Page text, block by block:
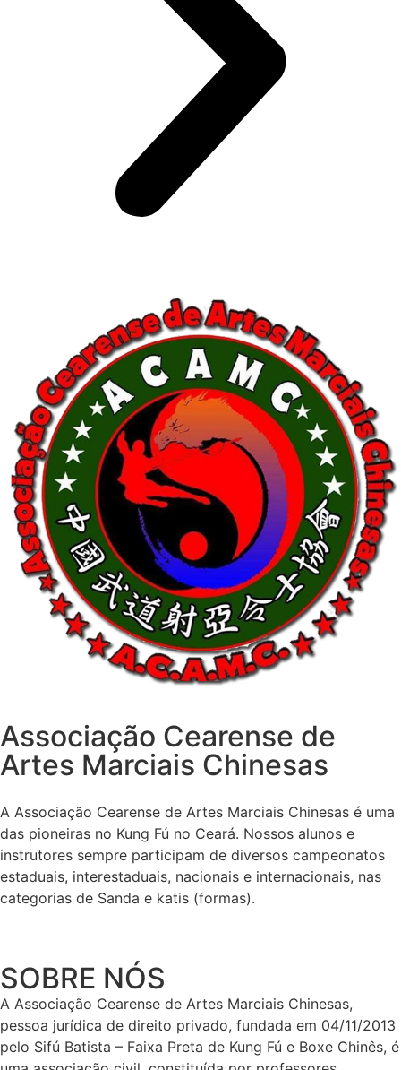
Associação Cearense de
Artes Marciais Chinesas
A Associação Cearense de Artes Marciais Chinesas é uma
das pioneiras no Kung Fú no Ceará. Nossos alunos e
instrutores sempre participam de diversos campeonatos
estaduais, interestaduais, nacionais e internacionais, nas
categorias de Sanda e katis (formas).
SOBRE NÓS
A Associação Cearense de Artes Marciais Chinesas,
pessoa jurídica de direito privado, fundada em 04/11/2013
pelo Sifú Batista – Faixa Preta de Kung Fú e Boxe Chinês, é